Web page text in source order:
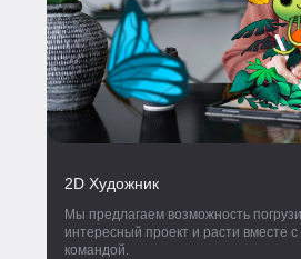
2D Художник
Мы предлагаем возможность
интересный проект и расти вместе
командой.